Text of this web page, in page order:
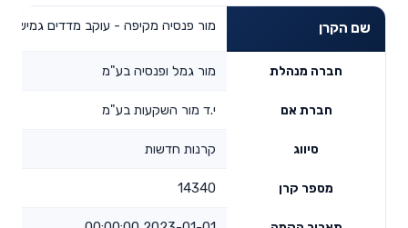
שם הקרן מור פנסיה מקיפה - עוקב מדדים גמיש
חברה מנהלת מור גמל ופנסיה בע"מ
חברת אם י.ד מור השקעות בע"מ
סיווג קרנות חדשות
מספר קרן 14340